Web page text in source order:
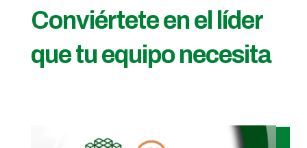
Conviértete en el líder
que tu equipo necesita